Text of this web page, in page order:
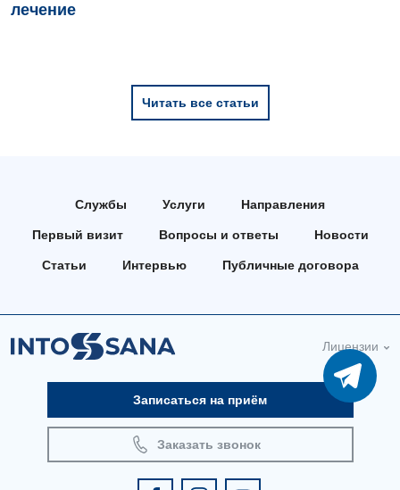
лечение
Читать все статьи
Службы Услуги Направления
Первый визит Вопросы и ответы Новости
Статьи Интервью Публичные договора
Лицензии
Записаться на приём
Заказать звонок